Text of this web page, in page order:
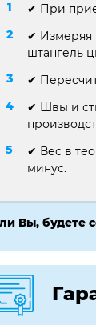
✔ При
✔ Измеряя
штангель
✔
✔ Швы и
✔ Вес в
минус.
Вы, будете